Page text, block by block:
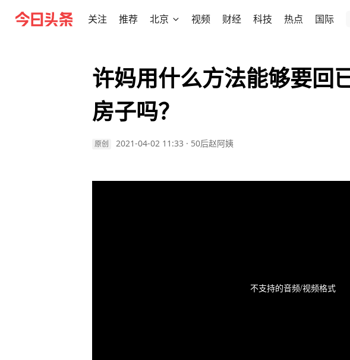
关注 推荐 北京 视频 财经 科技 热点 国际
许妈用什么方法能够要回
房子吗？
原创 2021-04-02 11:33 · 50后赵阿姨
不支持的音频/视频格式